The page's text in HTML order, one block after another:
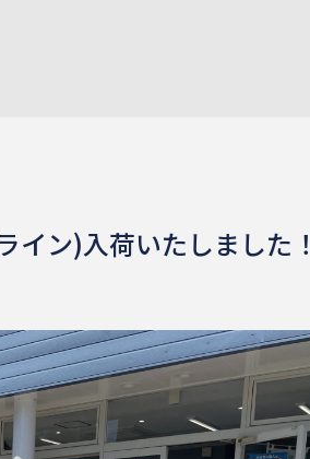
イン)入荷いたしました！